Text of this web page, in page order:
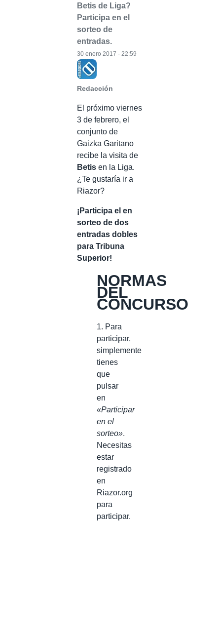
Betis de Liga?
Participa en el
sorteo de
entradas.
Redacción
30 enero 2017 - 22:59
El próximo viernes
3 de febrero, el
conjunto de
Gaizka Garitano
recibe la visita de
Betis en la Liga.
¿Te gustaría ir a
Riazor?
¡Participa el en
sorteo de dos
entradas dobles
para Tribuna
Superior!
NORMAS
DEL
CONCURSO
1. Para
participar,
simplemente
tienes
que
pulsar
en
«Participar
en el
sorteo».
Necesitas
estar
registrado
en
Riazor.org
para
participar.